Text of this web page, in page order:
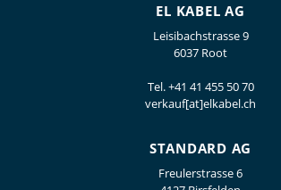
EL KABEL AG
Leisibachstrasse 9
6037 Root
Tel.+41 41 455 50 70
verkauf[at]elkabel.ch
STANDARD AG
Freulerstrasse 6